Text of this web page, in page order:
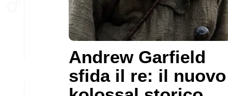
Andrew Garfield
sfida il re: il nuovo